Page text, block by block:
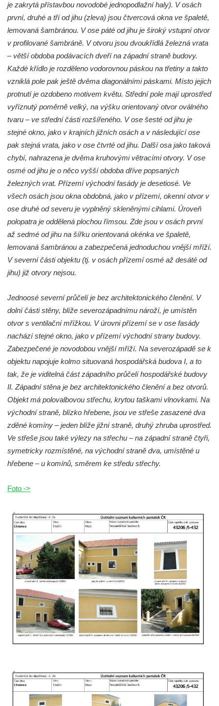
je zakrytá přístavbou novodobé jednopodlažní haly). V osách
první, druhé a tří od jihu (zleva) jsou čtvercová okna ve špaletě,
lemovaná šambránou. V ose páté od jihu je široký vstupní otvor
v profilované šambráně. V otvoru jsou dvoukřídlá železná vrata
– větší obdoba podávacích dveří na západní straně budovy.
Každé křídlo je rozděleno vodorovnou páskou na třetiny a takto
vzniklá pole pak ještě dvěma diagonálními páskami. Místo jejich
protnutí je ozdobeno motivem květu. Střední pole mají uprostřed
vyříznutý poměrně velký, na výšku orientovaný otvor oválného
tvaru – ve střední části rozšířeného. V ose šesté od jihu je
stejné okno, jako v krajních jižních osách a v následující ose
pak stejná vrata, jako v ose čtvrté od jihu. Další osa jako taková
chybí, nahrazena je dvěma kruhovými větracími otvory. V ose
osmé od jihu je o něco vyšší obdoba dříve popsaných
železných vrat. Přízemí východní fasády je desetiosé. Ve
všech osách jsou okna obdobná, jako v přízemí, okenní otvor v
ose druhé od severu je vyplněný skleněnými cihlami. Úroveň
polopatra je oddělená plochou římsou. Zde jsou v osách první
až sedmé od jihu na šířku orientovaná okénka ve špaletě,
lemovaná šambránou a zabezpečená jednoduchou vnější mříží.
V severní části objektu (tj. v osách přízemí osmé až desáté od
jihu) již otvory nejsou.
Jednoosé severní průčelí je bez architektonického členění. V
dolní části stěny, blíže severozápadnímu nároží, je umístěn
otvor s ventilační mřížkou. V úrovni přízemí se v ose fasády
nachází stejné okno, jako v přízemí východní strany budovy.
Zabezpečené je novodobou vnější mříží. Na severozápadě se k
objektu napojuje kolmo situovaná hospodářská budova I, a to
tak, že je viditelná část západního průčelí hospodářské budovy
II. Západní stěna je bez architektonického členění a bez otvorů.
Objekt má polovalbovou střechu, krytou taškami vlnovkami. Na
východní straně, blízko hřebene, jsou ve střeše zasazené dva
zděné komíny – jeden blíže jižní straně, druhý zhruba uprostřed.
Ve střeše jsou také výlezy na střechu – na západní straně čtyři,
symetricky rozmístěné, na východní straně dva, umístěné u
hřebene – u komínů, směrem ke středu střechy.
Foto ->